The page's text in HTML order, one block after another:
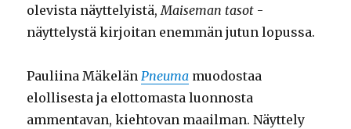
olevista näyttelyistä,Maiseman tasot -
näyttelystä kirjoitan enemmän jutun lopussa.
Pauliina MäkelänPneuma muodostaa
elollisesta ja elottomasta luonnosta
ammentavan, kiehtovan maailman. Näyttely